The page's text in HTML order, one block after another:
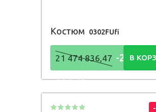
Костюм 0302FUfi
21 474 836,47 -21 474
836,48Р
В